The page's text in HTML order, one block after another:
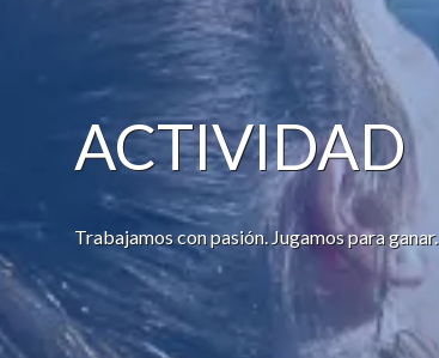
ACTIVIDAD
Trabajamos con pasión. Jugamos para ganar.